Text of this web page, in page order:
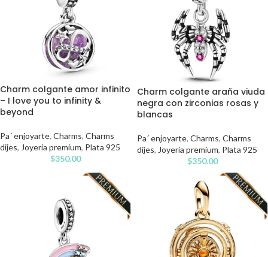
Charm colgante amor infinito
– I love you to infinity &
beyond
Pa´ enjoyarte, Charms, Charms
dijes, Joyería premium, Plata 925
$350.00
Charm colgante araña viuda
negra con zirconias rosas y
blancas
Pa´ enjoyarte, Charms, Charms
dijes, Joyería premium, Plata 925
$350.00